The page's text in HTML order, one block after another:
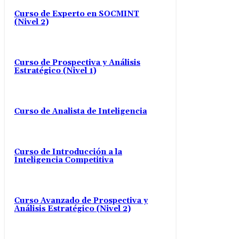
Curso de Experto en SOCMINT
(Nivel 2)
Curso de Prospectiva y Análisis
Estratégico (Nivel 1)
Curso de Analista de Inteligencia
Curso de Introducción a la
Inteligencia Competitiva
Curso Avanzado de Prospectiva y
Análisis Estratégico (Nivel 2)